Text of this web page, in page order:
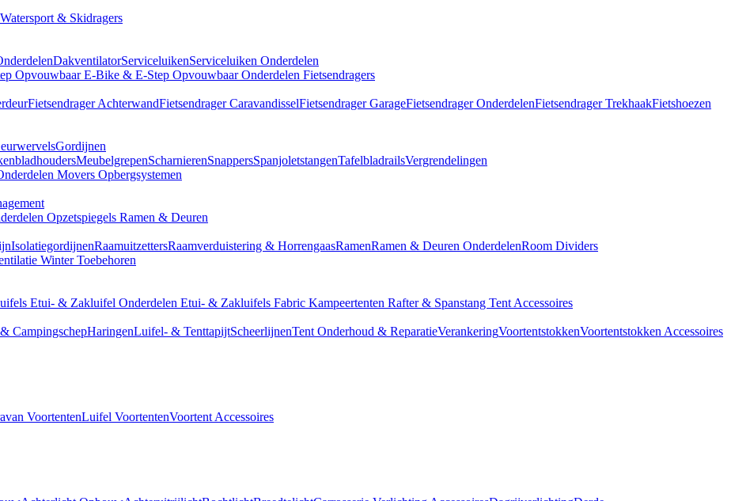
Watersport & Skidragers
DakventilatorServiceluikenServiceluiken Onderdelen
OpvouwbaarE-Bike & E-Step Opvouwbaar Onderdelen Fietsendragers
Fietsendrager AchterwandFietsendrager CaravandisselFietsendrager GarageFietsendrager OnderdelenFietsendrager TrekhaakFietshoezen
Gordijnen
MeubelgrepenScharnierenSnappersSpanjoletstangenTafelbladrailsVergrendelingen
Movers Opbergsystemen
Opzetspiegels Ramen & Deuren
IsolatiegordijnenRaamuitzettersRaamverduistering & HorrengaasRamenRamen & Deuren OnderdelenRoom Dividers
Winter Toebehoren
Etui- & Zakluifel Onderdelen Etui- & Zakluifels Fabric Kampeertenten Rafter & Spanstang Tent Accessoires
CampingschepHaringenLuifel- & TenttapijtScheerlijnenTent Onderhoud & ReparatieVerankeringVoortentstokkenVoortentstokken Accessoires
VoortentenLuifel VoortentenVoortent Accessoires